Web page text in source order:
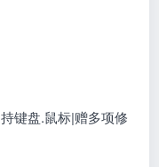
键盘.鼠标|赠多项修